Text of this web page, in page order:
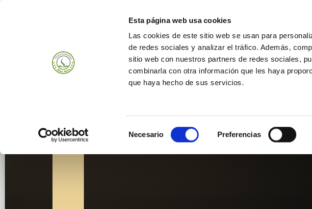
Esta página web usa cookies
Las cookies de este sitio web se usan para
de redes sociales y analizar el tráfico. Además,
sitio web con nuestros partners de redes sociales,
combinarla con otra información que les haya
que haya hecho de sus servicios.
Necesario Preferencias
Produits Entreprise Réserver une